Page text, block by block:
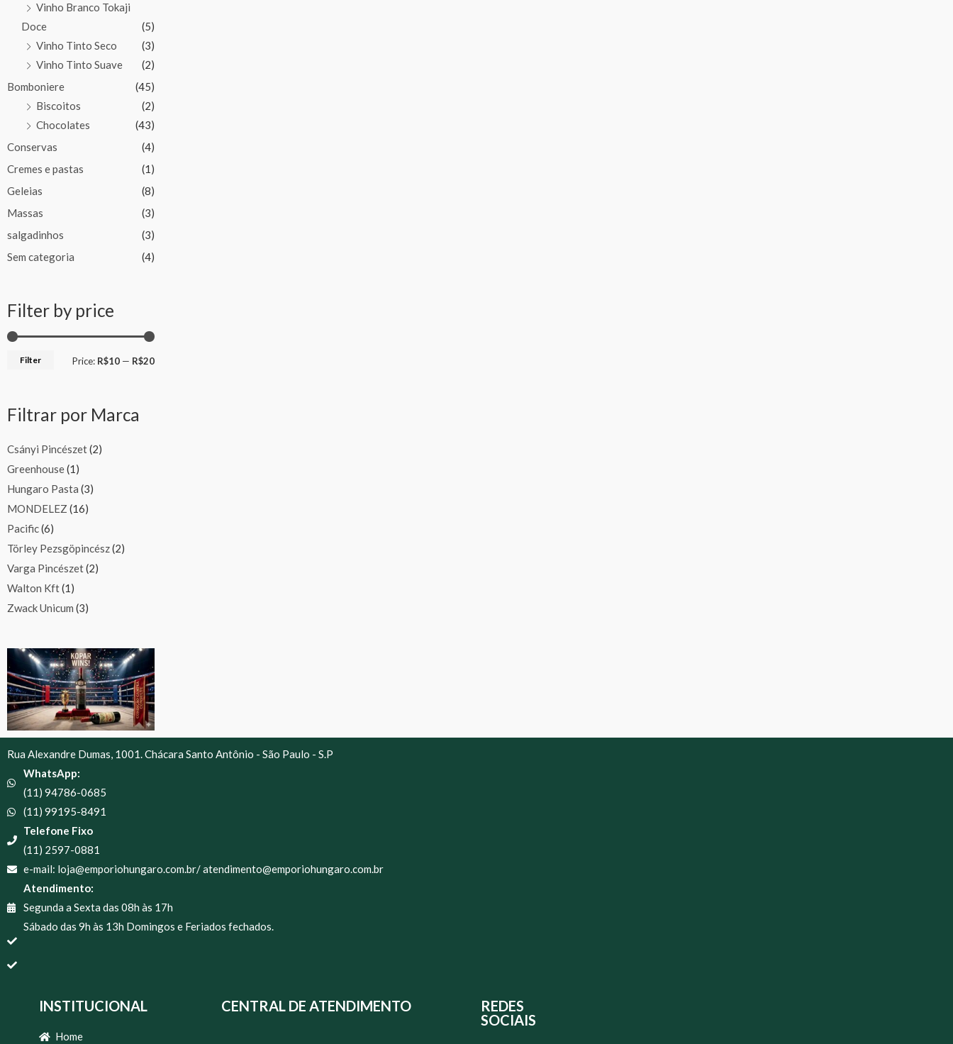
Vinho Branco Tokaji
Doce
(5)
Vinho Tinto Seco
(3)
Vinho Tinto Suave
(2)
Bomboniere
(45)
Biscoitos
(2)
Chocolates
(43)
Conservas
(4)
Cremes e pastas
(1)
Geleias
(8)
Massas
(3)
salgadinhos
(3)
Sem categoria
(4)
Filter by price
Filter Price: R$10 — R$20
Filtrar por Marca
Csányi Pincészet(2)
Greenhouse(1)
Hungaro Pasta (3)
MONDELEZ (16)
Pacific(6)
Törley Pezsgöpincész(2)
Varga Pincészet(2)
Walton Kft(1)
Zwack Unicum (3)
Rua Alexandre Dumas, 1001. Chácara Santo Antônio - São Paulo - S.P
WhatsApp:
(11) 94786-0685
(11) 99195-8491
Telefone Fixo
(11) 2597-0881
e-mail: loja@emporiohungaro.com.br/ atendimento@emporiohungaro.com.br
Atendimento:
Segunda a Sexta das 08h às 17h
Sábado das 9h às 13h Domingos e Feriados fechados.
INSTITUCIONAL
Home
CENTRAL DE ATENDIMENTO
REDES
SOCIAIS